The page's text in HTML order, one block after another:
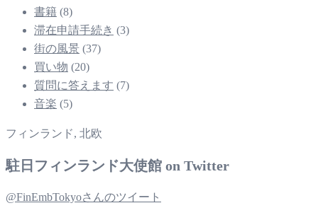
書籍 (8)
滞在申請手続き (3)
街の風景 (37)
買い物 (20)
質問に答えます (7)
音楽 (5)
フィンランド, 北欧
駐日フィンランド大使館 on Twitter
@FinEmbTokyoさんのツイート